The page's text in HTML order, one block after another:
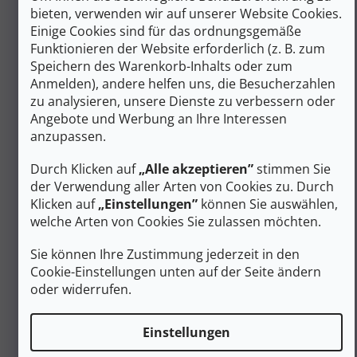
bieten, verwenden wir auf unserer Website Cookies.
Einige Cookies sind für das ordnungsgemäße
Funktionieren der Website erforderlich (z. B. zum
Speichern des Warenkorb-Inhalts oder zum
Anmelden), andere helfen uns, die Besucherzahlen
zu analysieren, unsere Dienste zu verbessern oder
Angebote und Werbung an Ihre Interessen
anzupassen.
Durch Klicken auf„Alle akzeptieren”stimmen Sie
der Verwendung aller Arten von Cookies zu. Durch
Klicken auf„Einstellungen” können Sie auswählen,
welche Arten von Cookies Sie zulassen möchten.
Sie können Ihre Zustimmung jederzeit in den
Cookie-Einstellungen unten auf der Seite ändern
oder widerrufen.
Einstellungen
Die Marke Devold erfüllt die strengen Kriterien des
internationalen Prüf- und Zertifizierungssystems
für Textilien -Oeko Tex Standard 100. Dies
bedeutet, dass alle Produkte nur aus
gesundheitlich unbedenklichen Materialien
hergestellt werden.
Woolmark-Logo,nur bei Wollunterwäsche mit
diesem Zeichen können Sie sicher sein, dass Sie
Woolmark-Logo zu tragen, darf ein Kleidungsstück
nur feinste reine Wolle enthalten, die strengen
Qualitätskriterien entspricht.
und unübertroffensten Naturfasern, die wir in
Perfektion verarbeiten können. Sie besteht aus Wolle, die
zu 100 % aus Naturfasern
Hauptzweck ist es, Sie zu schützen. Obwohl wir Wolle
nicht herstellen können, sind wir seitüber 166 Jahren
der Lage, sie perfekt zu verarbeiten und ihre